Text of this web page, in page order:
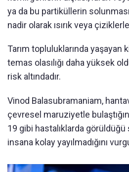
ya da bu partiküllerin
nadir olarak ısırık veya
Tarım topluluklarında yaşayan
temas olasılığı daha yüksek
risk altındadır.
Vinod Balasubramaniam,
çevresel maruziyetle
19 gibi hastalıklarda
insana kolay yayılmadığını